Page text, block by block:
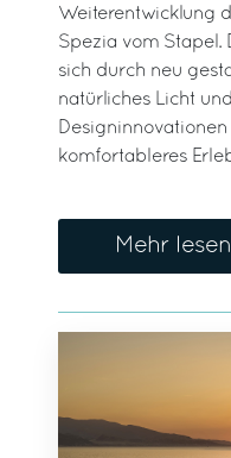
Weiterentwicklung
Spezia vom Stapel.
sich durch neu
natürliches Licht
komfortableres
Mehr lesen